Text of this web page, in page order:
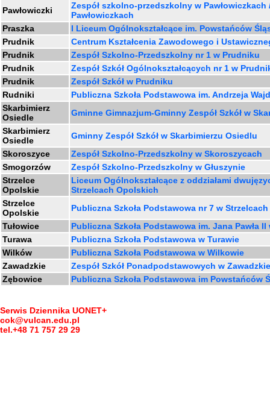
Pawłowiczki
Zespół szkolno-przedszkolny w
Pawłowiczkach
Praszka
I Liceum Ogólnokształcące im. Powstańców
Prudnik
Centrum Kształcenia Zawodowego i
Prudnik
Zespół Szkolno-Przedszkolny nr 1 w Prudniku
Prudnik
Zespół Szkół Ogólnokształcących nr 1 w
Prudnik
Zespół Szkół w Prudniku
Rudniki
Publiczna Szkoła Podstawowa im. Andrzeja
Skarbimierz
Osiedle
Gminne Gimnazjum-Gminny Zespół Szkół w
Skarbimierz
Osiedle
Gminny Zespół Szkół w Skarbimierzu Osiedlu
Skoroszyce
Zespół Szkolno-Przedszkolny w Skoroszycach
Smogorzów
Zespół Szkolno-Przedszkolny w Głuszynie
Strzelce
Opolskie
Liceum Ogólnokształcące z oddziałami
Strzelcach Opolskich
Strzelce
Opolskie
Publiczna Szkoła Podstawowa nr 7 w
Tułowice
Publiczna Szkoła Podstawowa im. Jana Pawła II
Turawa
Publiczna Szkoła Podstawowa w Turawie
Wilków
Publiczna Szkoła Podstawowa w Wilkowie
Zawadzkie
Zespół Szkół Ponadpodstawowych w
Zębowice
Publiczna Szkoła Podstawowa im Powstańców
Serwis Dziennika UONET+
cok@vulcan.edu.pl
tel.+48 71 757 29 29